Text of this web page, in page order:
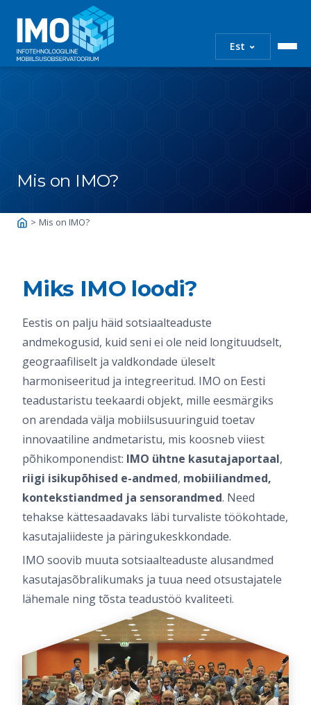
Infotehnoloogiline
IMO
Est ⌄
Mis on IMO?
> Mis on IMO?
Miks IMO loodi?
Eestis on palju häid sotsiaalteaduste
andmekogusid, kuid seni ei ole neid longituudselt,
geograafiliselt ja valdkondade üleselt
harmoniseeritud ja integreeritud. IMO on Eesti
teadustaristu teekaardi objekt, mille eesmärgiks
on arendada välja mobiilsusuuringuid toetav
innovaatiline andmetaristu, mis koosneb viiest
põhikomponendist: IMO ühtne kasutajaportaal,
riigi isikupõhised e-andmed, mobiiliandmed,
kontekstiandmed ja sensorandmed. Need
tehakse kättesaadavaks läbi turvaliste töökohtade,
kasutajaliideste ja päringukeskkondade.
IMO soovib muuta sotsiaalteaduste alusandmed
kasutajasõbralikumaks ja tuua need otsustajatele
lähemale ning tõsta teadustöö kvaliteeti.